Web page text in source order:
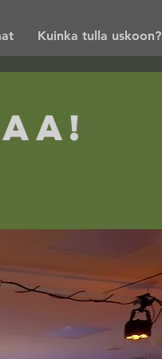
Kuinka tulla uskoon?